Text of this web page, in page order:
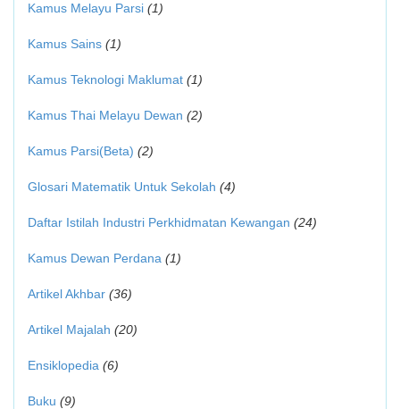
Kamus Melayu Parsi (1)
Kamus Sains (1)
Kamus Teknologi Maklumat (1)
Kamus Thai Melayu Dewan (2)
Kamus Parsi(Beta) (2)
Glosari Matematik Untuk Sekolah (4)
Daftar Istilah Industri Perkhidmatan Kewangan (24)
Kamus Dewan Perdana (1)
Artikel Akhbar (36)
Artikel Majalah (20)
Ensiklopedia (6)
Buku (9)